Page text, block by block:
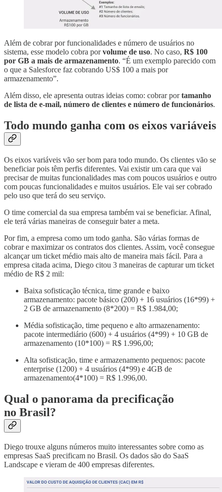
Além de cobrar por funcionalidades e número de usuários no
sistema, esse modelo cobra porvolume de uso. No caso, R$ 100
por GB a mais de armazenamento. “É um exemplo parecido com
o que a Salesforce faz cobrando US$ 100 a mais por
armazenamento”.
Além disso, ele apresenta outras ideias como: cobrar portamanho
de lista de e-mail, número de clientes e número de funcionários.
Todo mundo ganha com os eixos variáveis
Os eixos variáveis vão ser bom para todo mundo. Os clientes vão se
beneficiar pois têm perfis diferentes. Vai existir um cara que vai
precisar de muitas funcionalidades mas com poucos usuários e outro
com poucas funcionalidades e muitos usuários. Ele vai ser cobrado
pelo uso que terá do seu serviço.
O time comercial da sua empresa também vai se beneficiar. Afinal,
ele terá várias maneiras de conseguir bater a meta.
Por fim, a empresa como um todo ganha. São várias formas de
cobrar e maximizar os contratos dos clientes. Assim, você consegue
alcançar um ticket médio mais alto de maneira mais fácil. Para a
empresa citada acima, Diego citou 3 maneiras de capturar um ticket
médio de R$ 2 mil:
Baixa sofisticação técnica, time grande e baixo
armazenamento: pacote básico (200) + 16 usuários (16*99) +
2 GB de armazenamento (8*200) = R$ 1.984,00;
Média sofisticação, time pequeno e alto armazenamento:
pacote intermediário (600) + 4 usuários (4*99) + 10 GB de
armazenamento (10*100) = R$ 1.996,00;
Alta sofisticação, time e armazenamento pequenos: pacote
enterprise (1200) + 4 usuários (4*99) e 4GB de
armazenamento(4*100) = R$ 1.996,00.
Qual o panorama da precificação
no Brasil?
Diego trouxe alguns números muito interessantes sobre como as
empresas SaaS precificam no Brasil. Os dados são do SaaS
Landscape e vieram de 400 empresas diferentes.